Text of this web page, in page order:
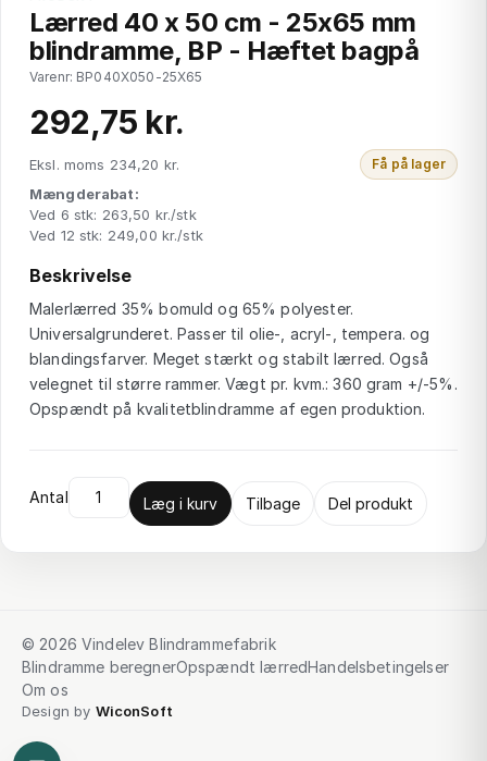
Lærred 40 x 50 cm - 25x65 mm
blindramme, BP - Hæftet bagpå
Varenr: BP040X050-25X65
292,75 kr.
Eksl. moms 234,20 kr. Få på lager
Mængderabat:
Ved 6 stk: 263,50 kr./stk
Ved 12 stk: 249,00 kr./stk
Beskrivelse
Malerlærred 35% bomuld og 65% polyester.
Universalgrunderet. Passer til olie-, acryl-, tempera. og
blandingsfarver. Meget stærkt og stabilt lærred. Også
velegnet til større rammer. Vægt pr. kvm.: 360 gram +/-5%.
Opspændt på kvalitetblindramme af egen produktion.
Antal Læg i kurv Tilbage Del produkt
© 2026 Vindelev Blindrammefabrik
Blindramme beregnerOpspændt lærredHandelsbetingelser
Om os
Design by WiconSoft